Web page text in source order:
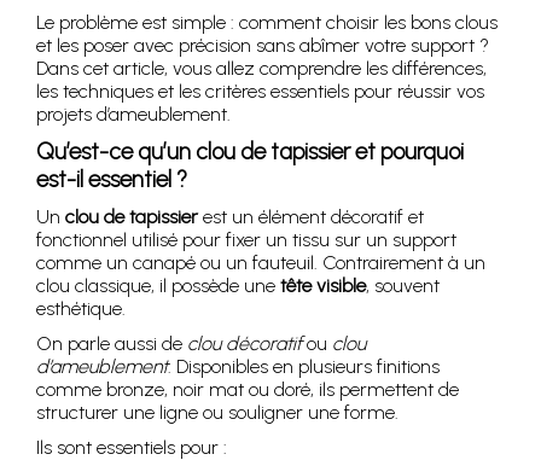
Le problème est simple : comment choisir les bons clous
et les poser avec précision sans abîmer votre support ?
Dans cet article, vous allez comprendre les différences,
les techniques et les critères essentiels pour réussir vos
projets d’ameublement.
Qu’est-ce qu’un clou de tapissier et pourquoi
est-il essentiel ?
Un clou de tapissierest un élément décoratif et
fonctionnel utilisé pour fixer un tissu sur un support
comme un canapé ou un fauteuil. Contrairement à un
clou classique, il possède une tête visible, souvent
esthétique.
On parle aussi de clou décoratifou clou
d’ameublement. Disponibles en plusieurs finitions
comme bronze, noir mat ou doré, ils permettent de
structurer une ligne ou souligner une forme.
Ils sont essentiels pour :